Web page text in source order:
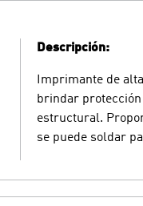
Descripción:
Imprimante de
brindar
estructural.
se puede soldar